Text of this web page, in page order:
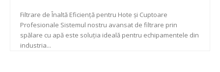
Filtrare de Înaltă Eficiență pentru Hote și Cuptoare
Profesionale Sistemul nostru avansat de filtrare prin
spălare cu apă este soluția ideală pentru echipamentele din
industria...